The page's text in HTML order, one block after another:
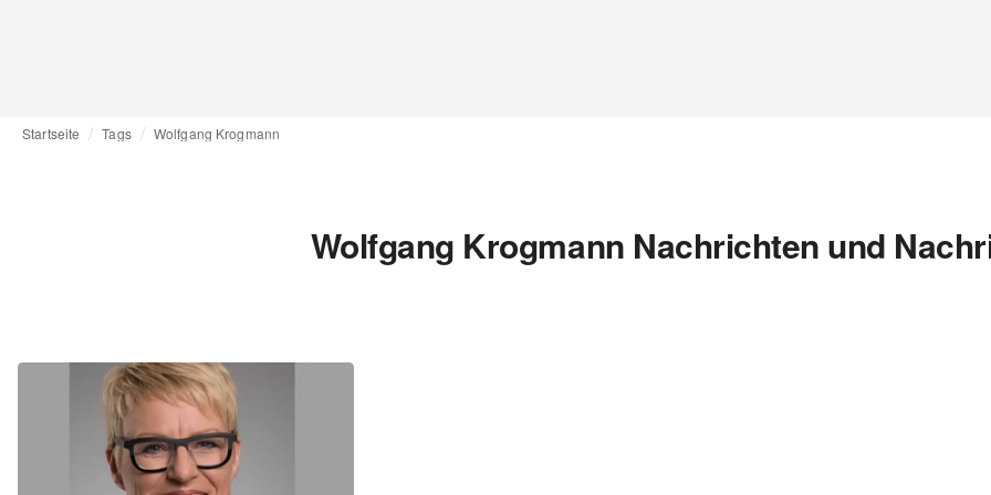
Startseite Tags Wolfgang Krogmann
Wolfgang Krogmann Nachrichten und